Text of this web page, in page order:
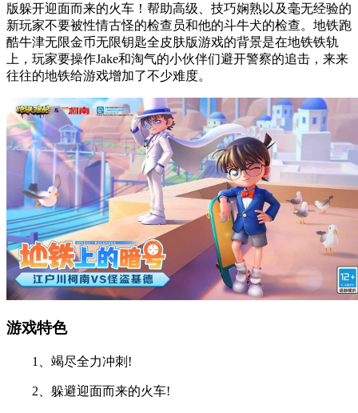
版躲开迎面而来的火车！帮助高级、技巧娴熟以及毫无经验的
新玩家不要被性情古怪的检查员和他的斗牛犬的检查。地铁跑
酷牛津无限金币无限钥匙全皮肤版游戏的背景是在地铁铁轨
上，玩家要操作Jake和淘气的小伙伴们避开警察的追击，来来
往往的地铁给游戏增加了不少难度。
游戏特色
1、竭尽全力冲刺!
2、躲避迎面而来的火车!